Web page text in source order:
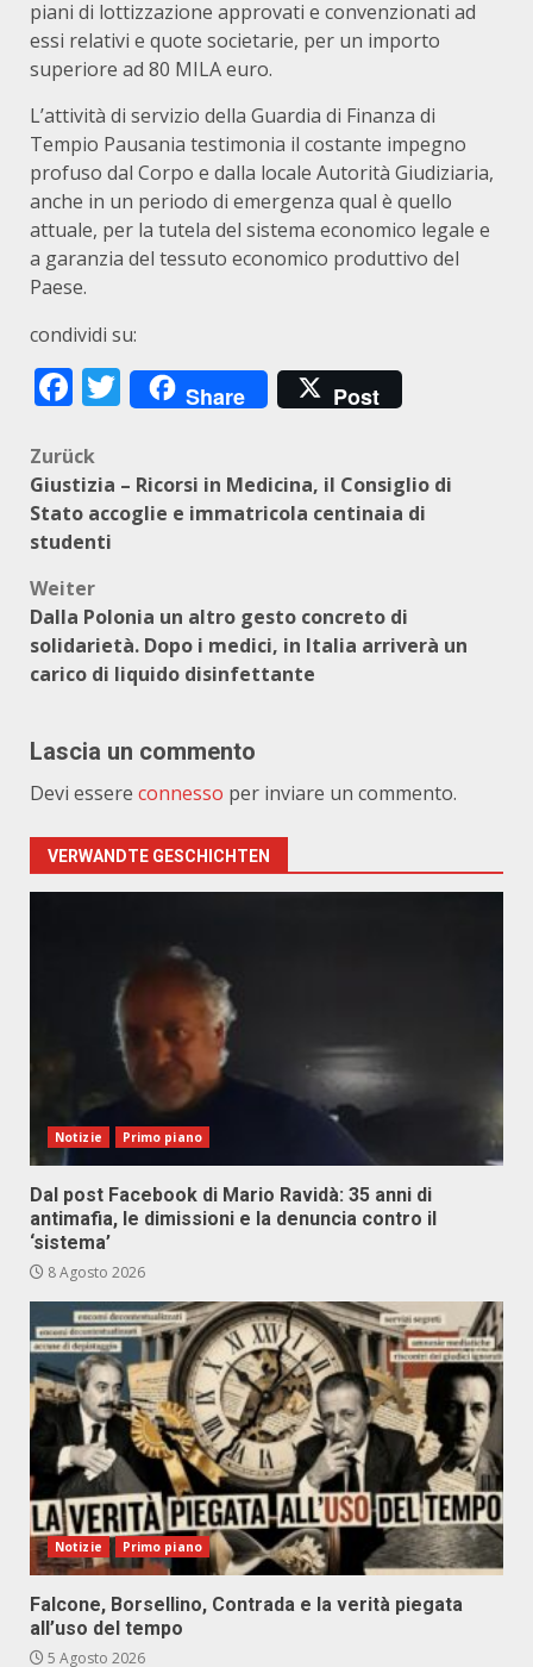
piani di lottizzazione approvati e convenzionati ad
essi relativi e quote societarie, per un importo
superiore ad 80 MILA euro.
L’attività di servizio della Guardia di Finanza di
Tempio Pausania testimonia il costante impegno
profuso dal Corpo e dalla locale Autorità Giudiziaria,
anche in un periodo di emergenza qual è quello
attuale, per la tutela del sistema economico legale e
a garanzia del tessuto economico produttivo del
Paese.
condividi su:
Facebook
Twitter
Share Post
Beitragsnavigation
Zurück
Giustizia – Ricorsi in Medicina, il Consiglio di
Stato accoglie e immatricola centinaia di
studenti
Weiter
Dalla Polonia un altro gesto concreto di
solidarietà. Dopo i medici, in Italia arriverà un
carico di liquido disinfettante
Lascia un commento
Devi essere connesso per inviare un commento.
VERWANDTE GESCHICHTEN
Notizie Primo piano
Dal post Facebook di Mario Ravidà: 35 anni di
antimafia, le dimissioni e la denuncia contro il
‘sistema’
8 Agosto 2026
Notizie Primo piano
Falcone, Borsellino, Contrada e la verità piegata
all’uso del tempo
5 Agosto 2026